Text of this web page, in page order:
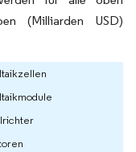
(Milliarden USD)